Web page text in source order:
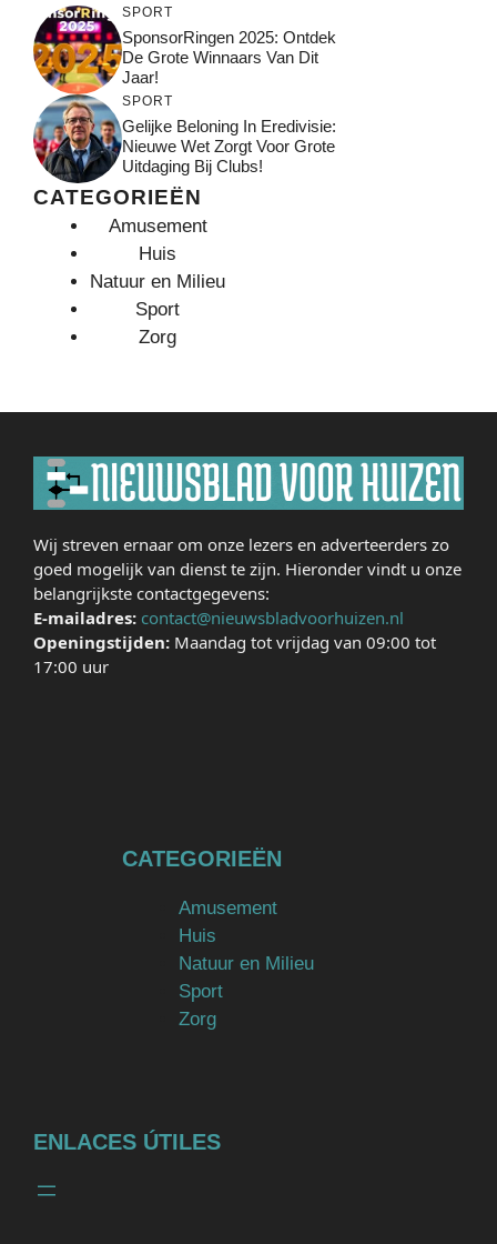
SPORT
SponsorRingen 2025: Ontdek
De Grote Winnaars Van Dit
Jaar!
SPORT
Gelijke Beloning In Eredivisie:
Nieuwe Wet Zorgt Voor Grote
Uitdaging Bij Clubs!
CATEGORIEËN
Amusement
Huis
Natuur en Milieu
Sport
Zorg
Wij streven ernaar om onze lezers en adverteerders zo
goed mogelijk van dienst te zijn. Hieronder vindt u onze
belangrijkste contactgegevens:
E-mailadres: contact@nieuwsbladvoorhuizen.nl
Openingstijden: Maandag tot vrijdag van 09:00 tot
17:00 uur
CATEGORIEËN
Amusement
Huis
Natuur en Milieu
Sport
Zorg
ENLACES ÚTILES